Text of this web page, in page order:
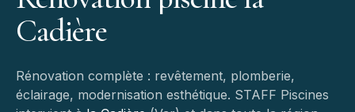
Cadière
Rénovation complète : revêtement, plomberie,
éclairage, modernisation esthétique. STAFF Piscines